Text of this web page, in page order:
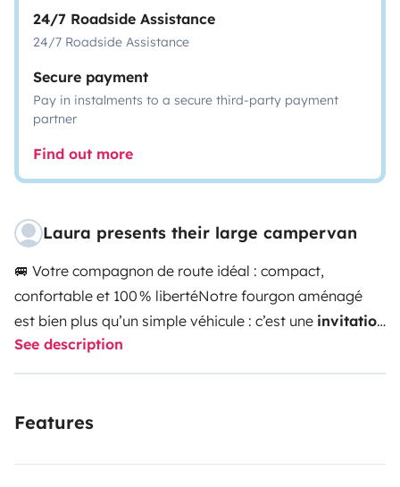
24/7 Roadside Assistance
24/7 Roadside Assistance
Secure payment
Pay in instalments to a secure third-party payment
partner
Find out more
Laura presents their large campervan
🚐 Votre compagnon de route idéal : compact,
confortable et 100 % libertéNotre fourgon aménagé
est bien plus qu’un simple véhicule : c’est une invitation
à l’évasion, à votre rythme. Pensé pour les aventuriers
modernes, il alliepolyvalence, confort et autonomie,
Compact à l’extérieur, spacieux à l’intérieur
See description
Features